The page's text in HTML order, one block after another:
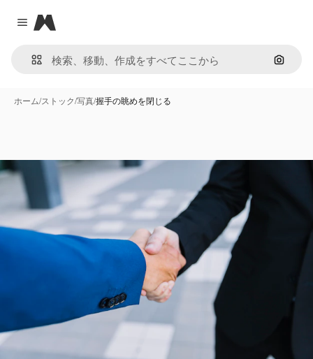
Close menu
Magnific
画像で
ホーム/ストック/写真/握手の眺めを閉じる